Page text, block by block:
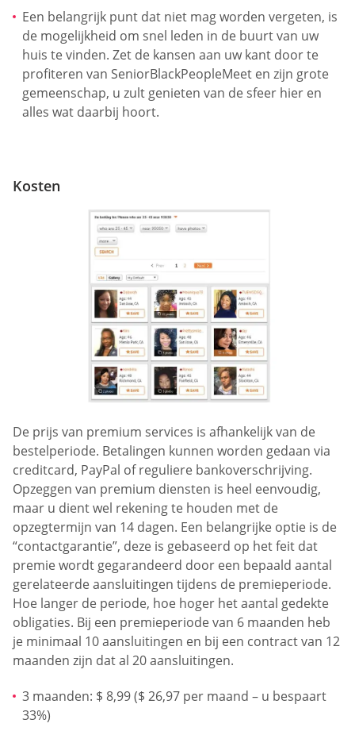
Een belangrijk punt dat niet mag worden vergeten, is
de mogelijkheid om snel leden in de buurt van uw
huis te vinden. Zet de kansen aan uw kant door te
profiteren van SeniorBlackPeopleMeet en zijn grote
gemeenschap, u zult genieten van de sfeer hier en
alles wat daarbij hoort.
Kosten
De prijs van premium services is afhankelijk van de
bestelperiode. Betalingen kunnen worden gedaan via
creditcard, PayPal of reguliere bankoverschrijving.
Opzeggen van premium diensten is heel eenvoudig,
maar u dient wel rekening te houden met de
opzegtermijn van 14 dagen. Een belangrijke optie is de
“contactgarantie”, deze is gebaseerd op het feit dat
premie wordt gegarandeerd door een bepaald aantal
gerelateerde aansluitingen tijdens de premieperiode.
Hoe langer de periode, hoe hoger het aantal gedekte
obligaties. Bij een premieperiode van 6 maanden heb
je minimaal 10 aansluitingen en bij een contract van 12
maanden zijn dat al 20 aansluitingen.
3 maanden: $ 8,99 ($ 26,97 per maand – u bespaart
33%)